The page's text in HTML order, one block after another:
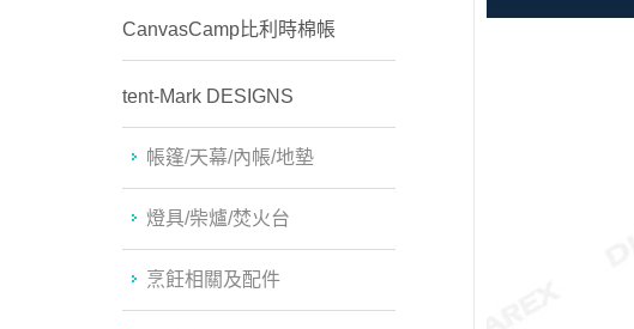
CanvasCamp比利時棉帳
tent-Mark DESIGNS
帳篷/天幕/內帳/地墊
燈具/柴爐/焚火台
烹飪相關及配件